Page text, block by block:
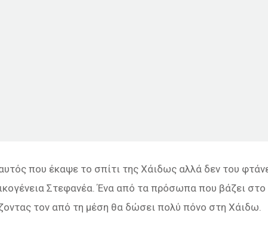
που έκαψε το σπίτι της Χάιδως αλλά δεν του
Στεφανέα. Ένα από τα πρόσωπα που βάζει
τον από τη μέση θα δώσει πολύ πόνο στη Χάιδω.